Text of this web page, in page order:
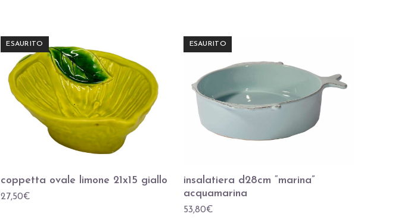
ESAURITO
coppetta ovale limone 21x15 giallo
27,50€
ESAURITO
insalatiera d28cm “marina”
acquamarina
53,80€